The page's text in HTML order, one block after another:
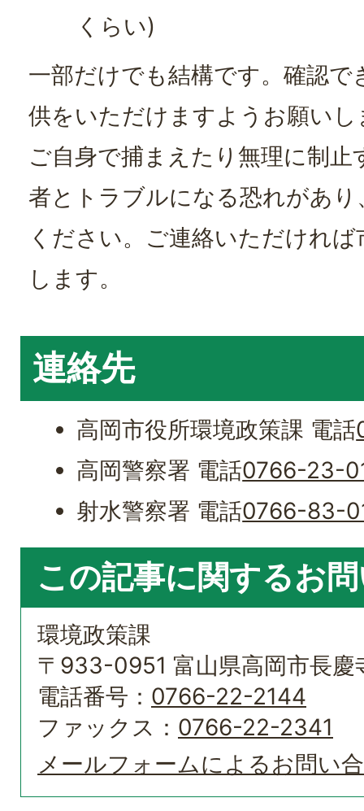
くらい)
一部だけでも結構です。確認で
供をいただけますようお願いし
ご自身で捕まえたり無理に制
者とトラブルになる恐れがあ
ください。ご連絡いただけれ
します。
連絡先
高岡市役所環境政策課 電話
高岡警察署 電話0766-23-
射水警察署 電話0766-83-
この記事に関するお
環境政策課
〒933-0951 富山県高岡市長
電話番号： 0766-22-2144
ファックス： 0766-22-2341
メールフォームによるお問い